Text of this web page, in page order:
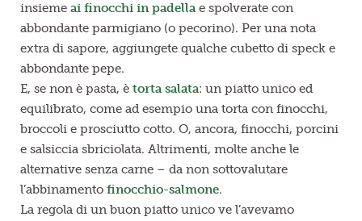
insieme ai finocchi in padellae spolverate con
abbondante parmigiano (o pecorino). Per una nota
extra di sapore, aggiungete qualche cubetto di speck e
abbondante pepe.
E, se non è pasta, è torta salata: un piatto unico ed
equilibrato, come ad esempio una torta con finocchi,
broccoli e prosciutto cotto. O, ancora, finocchi, porcini
e salsiccia sbriciolata. Altrimenti, molte anche le
alternative senza carne – da non sottovalutare
l’abbinamento finocchio-salmone.
La regola di un buon piatto unico ve l’avevamo